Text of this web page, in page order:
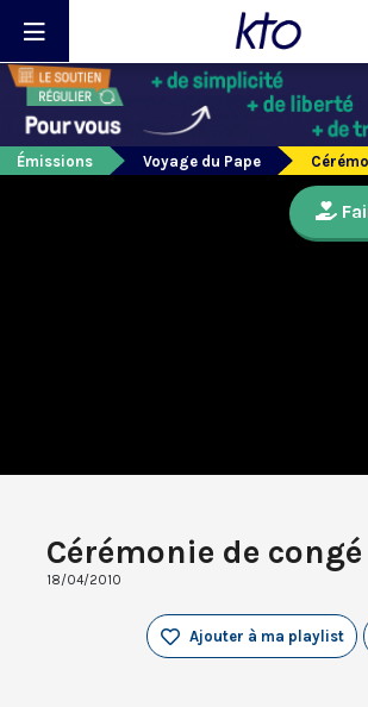
Émissions Voyage du Pape
Cérémonie de congé
18/04/2010
Ajouter à ma playlist